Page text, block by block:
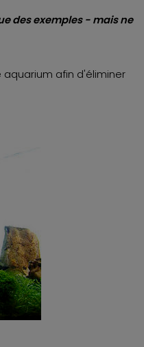
des exemples - mais ne
afin d'éliminer